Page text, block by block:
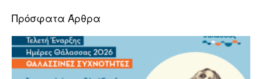
Πρόσφατα Άρθρα